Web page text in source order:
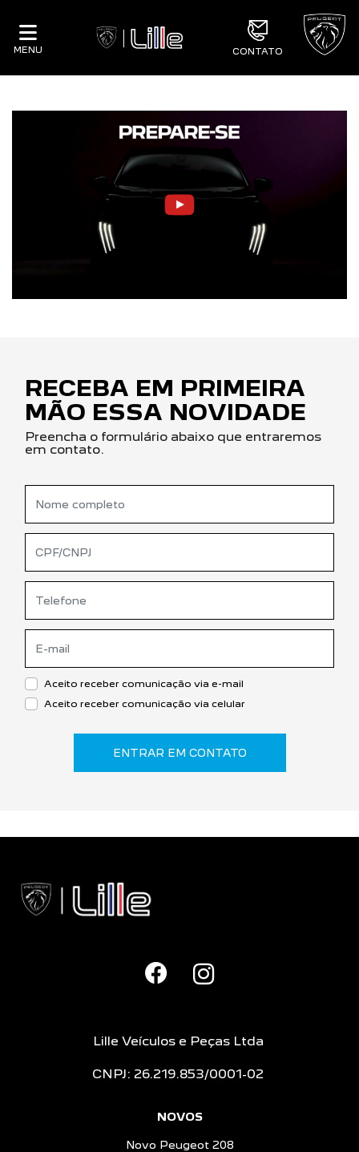
MENU CONTATO
RECEBA EM PRIMEIRA
MÃO ESSA NOVIDADE
Preencha o formulário abaixo que entraremos
em contato.
Aceito receber comunicação via e-mail
Aceito receber comunicação via celular
ENTRAR EM CONTATO
Lille Veículos e Peças Ltda
CNPJ: 26.219.853/0001-02
NOVOS
Novo Peugeot 208